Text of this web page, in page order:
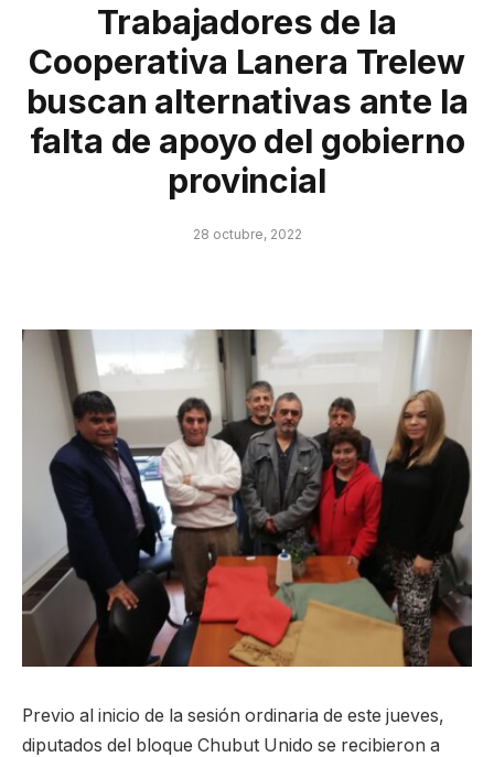
Trabajadores de la
Cooperativa Lanera Trelew
buscan alternativas ante la
falta de apoyo del gobierno
provincial
28 octubre, 2022
Previo al inicio de la sesión ordinaria de este jueves,
diputados del bloque Chubut Unido se recibieron a